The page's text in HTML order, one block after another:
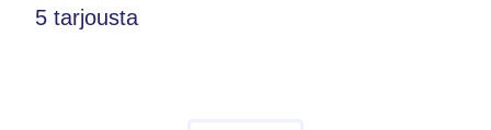
5 tarjousta